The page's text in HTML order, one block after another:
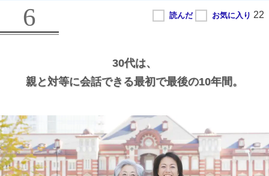
6
30代は、
親と対等に会話できる最初で最後の10年間。